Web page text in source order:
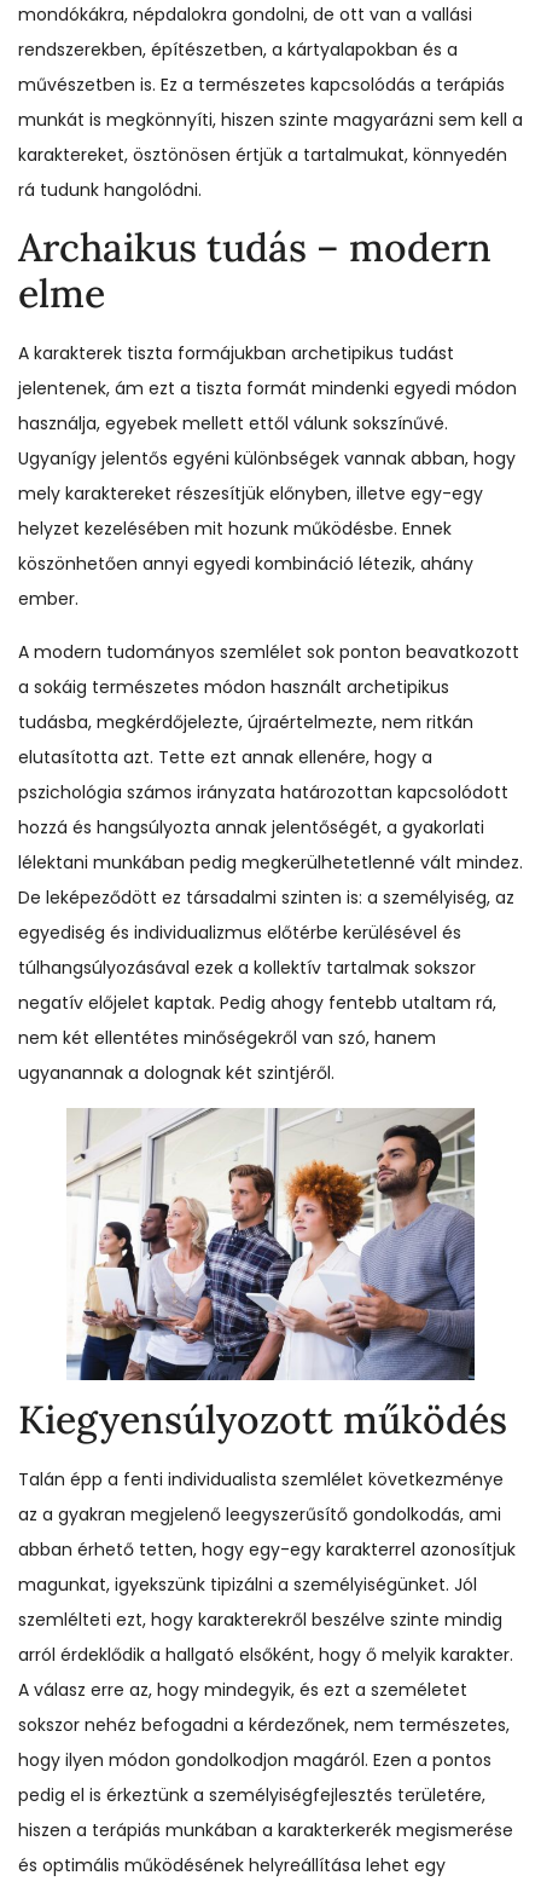
mondókákra, népdalokra gondolni, de ott van a vallási
rendszerekben, építészetben, a kártyalapokban és a
művészetben is. Ez a természetes kapcsolódás a terápiás
munkát is megkönnyíti, hiszen szinte magyarázni sem kell a
karaktereket, ösztönösen értjük a tartalmukat, könnyedén
rá tudunk hangolódni.
Archaikus tudás – modern
elme
A karakterek tiszta formájukban archetipikus tudást
jelentenek, ám ezt a tiszta formát mindenki egyedi módon
használja, egyebek mellett ettől válunk sokszínűvé.
Ugyanígy jelentős egyéni különbségek vannak abban, hogy
mely karaktereket részesítjük előnyben, illetve egy-egy
helyzet kezelésében mit hozunk működésbe. Ennek
köszönhetően annyi egyedi kombináció létezik, ahány
ember.
A modern tudományos szemlélet sok ponton beavatkozott
a sokáig természetes módon használt archetipikus
tudásba, megkérdőjelezte, újraértelmezte, nem ritkán
elutasította azt. Tette ezt annak ellenére, hogy a
pszichológia számos irányzata határozottan kapcsolódott
hozzá és hangsúlyozta annak jelentőségét, a gyakorlati
lélektani munkában pedig megkerülhetetlenné vált mindez.
De leképeződött ez társadalmi szinten is: a személyiség, az
egyediség és individualizmus előtérbe kerülésével és
túlhangsúlyozásával ezek a kollektív tartalmak sokszor
negatív előjelet kaptak. Pedig ahogy fentebb utaltam rá,
nem két ellentétes minőségekről van szó, hanem
ugyanannak a dolognak két szintjéről.
Kiegyensúlyozott működés
Talán épp a fenti individualista szemlélet következménye
az a gyakran megjelenő leegyszerűsítő gondolkodás, ami
abban érhető tetten, hogy egy-egy karakterrel azonosítjuk
magunkat, igyekszünk tipizálni a személyiségünket. Jól
szemlélteti ezt, hogy karakterekről beszélve szinte mindig
arról érdeklődik a hallgató elsőként, hogy ő melyik karakter.
A válasz erre az, hogy mindegyik, és ezt a személetet
sokszor nehéz befogadni a kérdezőnek, nem természetes,
hogy ilyen módon gondolkodjon magáról. Ezen a pontos
pedig el is érkeztünk a személyiségfejlesztés területére,
hiszen a terápiás munkában a karakterkerék megismerése
és optimális működésének helyreállítása lehet egy